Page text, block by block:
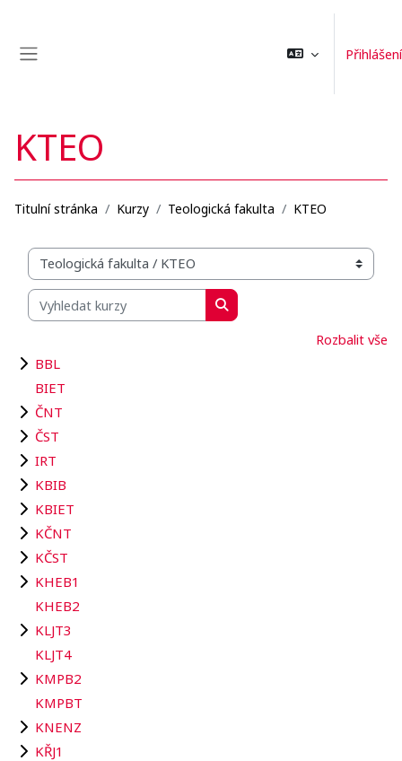
Přihlášení
KTEO
Titulní stránka Kurzy Teologická fakulta KTEO
Organizační struktura kurzů
Vyhledat kurzy
Vyhledat kurzy
Rozbalit vše
BBL
BIET
ČNT
ČST
IRT
KBIB
KBIET
KČNT
KČST
KHEB1
KHEB2
KLJT3
KLJT4
KMPB2
KMPBT
KNENZ
KŘJ1